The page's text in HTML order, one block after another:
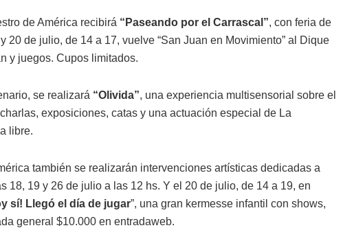
de América recibirá “Paseando por el Carrascal”, con feria de
20 de julio, de 14 a 17, vuelve “San Juan en Movimiento” al Dique
y juegos. Cupos limitados.
se realizará “Olivida”, una experiencia multisensorial sobre el
exposiciones, catas y una actuación especial de La
libre.
también se realizarán intervenciones artísticas dedicadas a
18, 19 y 26 de julio a las 12 hs. Y el 20 de julio, de 14 a 19, en
sí! Llegó el día de jugar”, una gran kermesse infantil con shows,
general $10.000 en entradaweb.